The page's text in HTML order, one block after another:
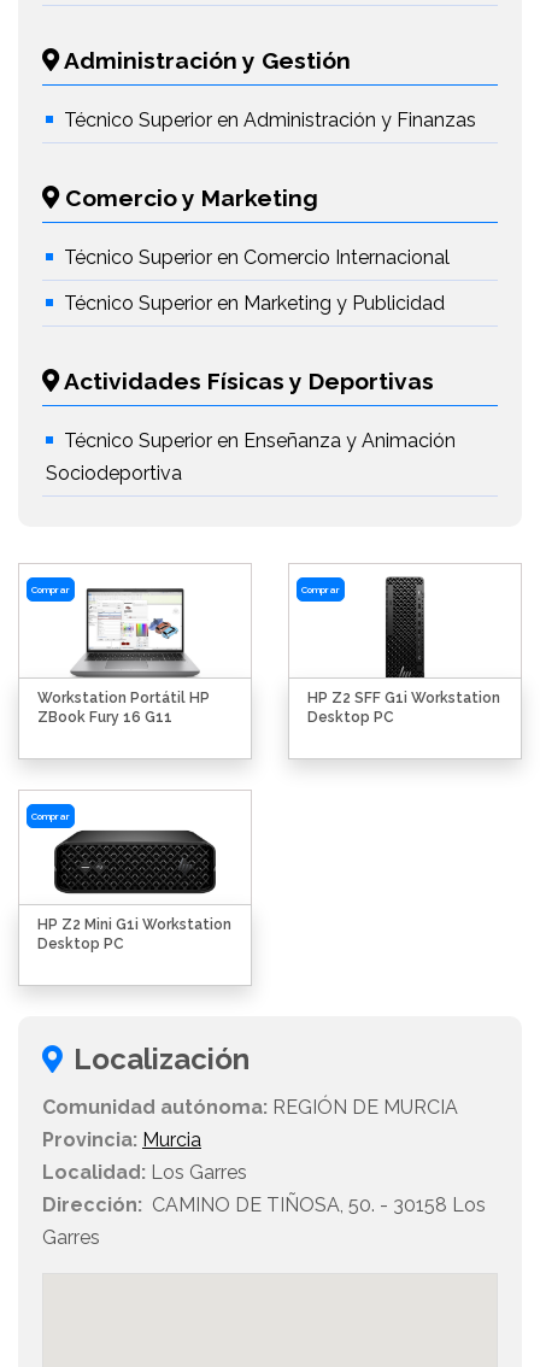
Administración y Gestión
Técnico Superior en Administración y Finanzas
Comercio y Marketing
Técnico Superior en Comercio Internacional
Técnico Superior en Marketing y Publicidad
Actividades Físicas y Deportivas
Técnico Superior en Enseñanza y Animación
Sociodeportiva
Comprar
Workstation Portátil HP
ZBook Fury 16 G11
Comprar
HP Z2 SFF G1i Workstation
Desktop PC
Comprar
HP Z2 Mini G1i Workstation
Desktop PC
Localización
Comunidad autónoma: REGIÓN DE MURCIA
Provincia: Murcia
Localidad: Los Garres
Dirección: CAMINO DE TIÑOSA, 50. - 30158 Los
Garres